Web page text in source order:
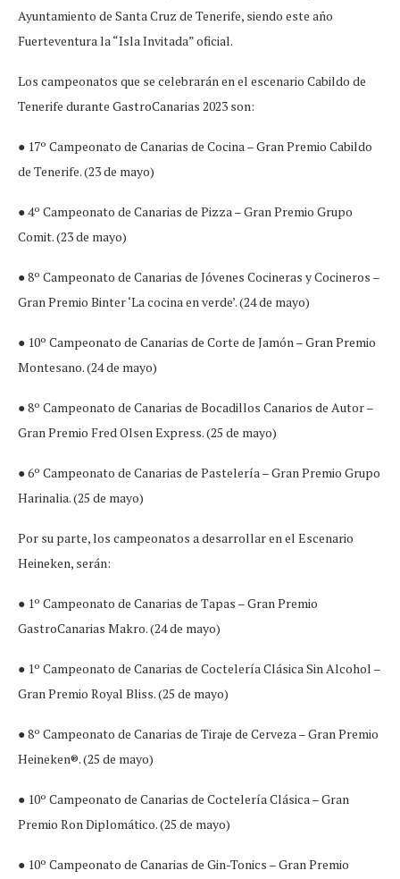
Ayuntamiento de Santa Cruz de Tenerife, siendo este año
Fuerteventura la “Isla Invitada” oficial.
Los campeonatos que se celebrarán en el escenario Cabildo de
Tenerife durante GastroCanarias 2023 son:
● 17º Campeonato de Canarias de Cocina – Gran Premio Cabildo
de Tenerife. (23 de mayo)
● 4º Campeonato de Canarias de Pizza – Gran Premio Grupo
Comit. (23 de mayo)
● 8º Campeonato de Canarias de Jóvenes Cocineras y Cocineros –
Gran Premio Binter ‘La cocina en verde’. (24 de mayo)
● 10º Campeonato de Canarias de Corte de Jamón – Gran Premio
Montesano. (24 de mayo)
● 8º Campeonato de Canarias de Bocadillos Canarios de Autor –
Gran Premio Fred Olsen Express. (25 de mayo)
● 6º Campeonato de Canarias de Pastelería – Gran Premio Grupo
Harinalia. (25 de mayo)
Por su parte, los campeonatos a desarrollar en el Escenario
Heineken, serán:
● 1º Campeonato de Canarias de Tapas – Gran Premio
GastroCanarias Makro. (24 de mayo)
● 1º Campeonato de Canarias de Coctelería Clásica Sin Alcohol –
Gran Premio Royal Bliss. (25 de mayo)
● 8º Campeonato de Canarias de Tiraje de Cerveza – Gran Premio
Heineken®. (25 de mayo)
● 10º Campeonato de Canarias de Coctelería Clásica – Gran
Premio Ron Diplomático. (25 de mayo)
● 10º Campeonato de Canarias de Gin-Tonics – Gran Premio